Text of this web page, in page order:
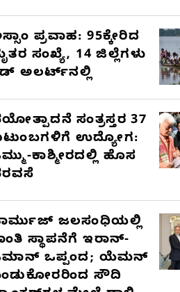
ಪ್ರವಾಹ: 95ಕ್ಕೇರಿದ
ಸಂಖ್ಯೆ, 14 ಜಿಲ್ಲೆಗಳು
ಅಲರ್ಟ್‌ನಲ್ಲಿ
ಸಂತ್ರಸ್ತರ 37
ಉದ್ಯೋಗ:
ಕಾಶ್ಮೀರದಲ್ಲಿ ಹೊಸ
ಜಲಸಂಧಿಯಲ್ಲಿ
ಸ್ಥಾಪನೆಗೆ ಇರಾನ್-
ಒಪ್ಪಂದ; ಯೆಮನ್
ಸೌದಿ